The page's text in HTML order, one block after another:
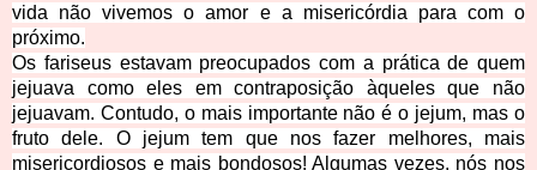
vida não vivemos o amor e a misericórdia para com o
próximo.
Os fariseus estavam preocupados com a prática de quem
jejuava como eles em contraposição àqueles que não
jejuavam. Contudo, o mais importante não é o jejum, mas o
fruto dele. O jejum tem que nos fazer melhores, mais
misericordiosos e mais bondosos! Algumas vezes, nós nos